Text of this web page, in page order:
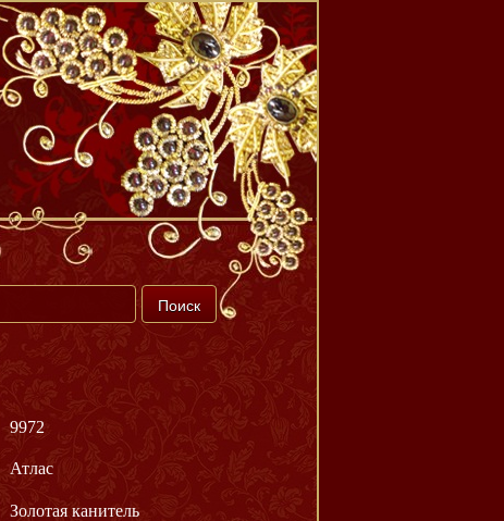
9972
Атлас
Золотая канитель